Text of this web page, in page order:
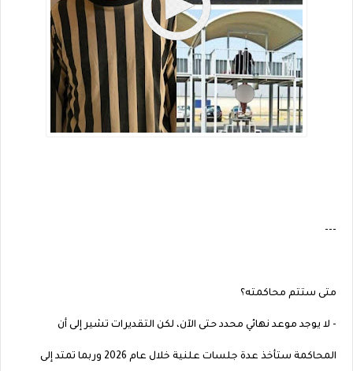
---
متى ستتم محاكمته؟
- لا يوجد موعد نهائي محدد حتى الآن، لكن التقديرات تشير إلى أن
المحاكمة ستأخذ عدة جلسات علنية خلال عام 2026 وربما تمتد إلى